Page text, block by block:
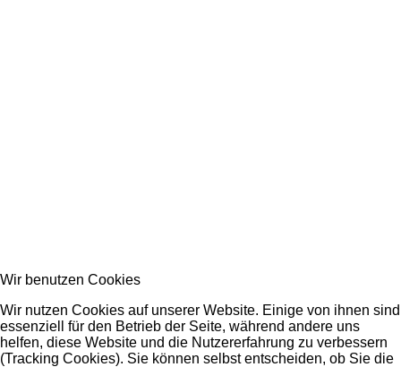
Wir benutzen Cookies
Wir nutzen Cookies auf unserer Website. Einige von ihnen sind
essenziell für den Betrieb der Seite, während andere uns
helfen, diese Website und die Nutzererfahrung zu verbessern
(Tracking Cookies). Sie können selbst entscheiden, ob Sie die